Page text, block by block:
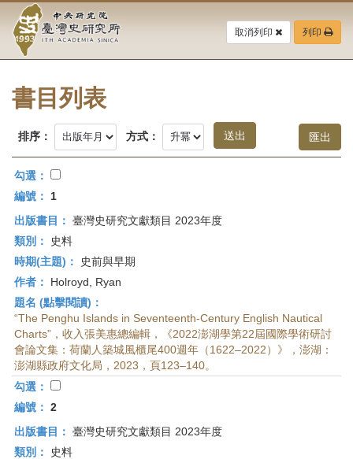
要
中
央
研
究
院-
臺
灣
史
研
究
所-
首
頁
取消列印 列印
書目列表
排序： 方式：
勾選：
編號：
1
出版書目： 臺灣史研究文獻類目 2023年度
類別：
史料
時期(主題)：
史前與早期
作者：
Holroyd, Ryan
題名 (點擊閱讀)：
“The Penghu Islands in Seventeenth-Century English Nautical
Charts”，收入張美惠總編輯，《2022澎湖學第22屆國際學術研討
會論文集：荷蘭人築城風櫃尾400週年（1622–2022）》，澎湖：
澎湖縣政府文化局，2023，頁123–140。
勾選：
編號： 2
出版書目： 臺灣史研究文獻類目 2023年度
類別：
史料